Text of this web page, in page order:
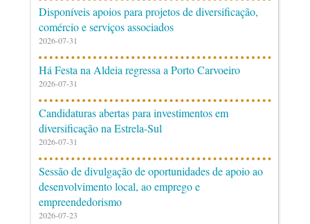
Disponíveis apoios para projetos de diversificação,
comércio e serviços associados
2026-07-31
Há Festa na Aldeia regressa a Porto Carvoeiro
2026-07-31
Candidaturas abertas para investimentos em
diversificação na Estrela-Sul
2026-07-31
Sessão de divulgação de oportunidades de apoio ao
desenvolvimento local, ao emprego e
empreendedorismo
2026-07-23